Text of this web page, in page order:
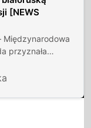
[NEWS
Międzynarodowa
przyznała